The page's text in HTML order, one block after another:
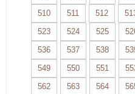
510
511 512
523
524 525
536
537 538
549
550 551
562
563 564